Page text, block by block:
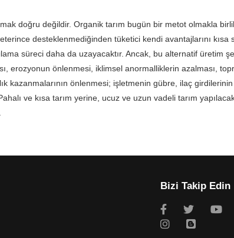
doğru değildir. Organik tarım bugün bir metot olmakla
desteklenmediğinden tüketici kendi avantajlarını
süreci daha da uzayacaktır. Ancak, bu alternatif üretim
erozyonun önlenmesi, iklimsel anormalliklerin azalması,
kazanmalarının önlenmesi; işletmenin gübre, ilaç
ve kısa tarım yerine, ucuz ve uzun vadeli tarım
Bizi Takip Edin